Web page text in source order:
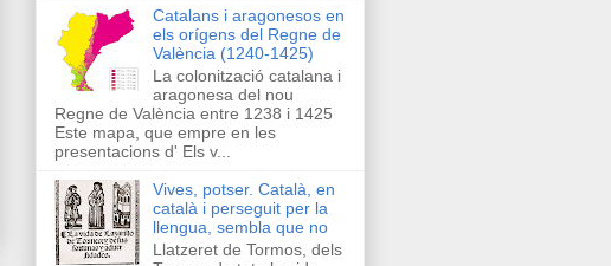
Catalans i aragonesos en
els orígens del Regne de
València (1240-1425)
La colonització catalana i
aragonesa del nou
Regne de València entre 1238 i 1425
Este mapa, que empre en les
presentacions d' Els v...
Vives, potser. Català, en
català i perseguit per la
llengua, sembla que no
Llatzeret de Tormos, dels